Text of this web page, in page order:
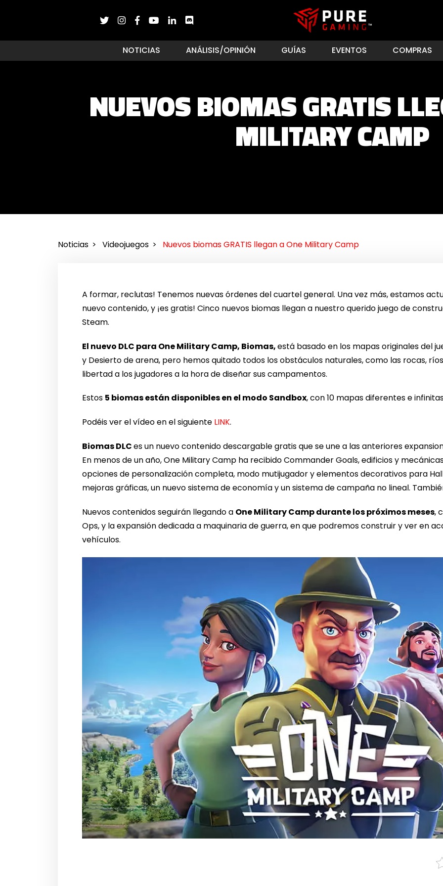
NOTICIAS ANÁLISIS/OPINIÓN GUÍAS EVENTOS COMPRAS
NUEVOS BIOMAS GRATIS
MILITARY CAMP
Noticias Videojuegos Nuevos biomas GRATIS llegan a One Military Camp
A formar, reclutas! Tenemos nuevas órdenes del cuartel general. Una vez más, estamos
nuevo contenido, y ¡es gratis! Cinco nuevos biomas llegan a nuestro querido juego de
Steam.
El nuevo DLC para One Military Camp, Biomas,está basado en los mapas originales del
y Desierto de arena, pero hemos quitado todos los obstáculos naturales, como las rocas,
libertad a los jugadores a la hora de diseñar sus campamentos.
Estos 5 biomas están disponibles en el modo Sandbox, con 10 mapas diferentes e
Podéis ver el vídeo en el siguiente LINK.
Biomas DLCes un nuevo contenido descargable gratis que se une a las anteriores
En menos de un año, One Military Camp ha recibido Commander Goals, edificios y
opciones de personalización completa, modo mutijugador y elementos decorativos para
mejoras gráficas, un nuevo sistema de economía y un sistema de campaña no lineal.
Nuevos contenidos seguirán llegando a One Military Camp durante los próximos meses,
Ops, y la expansión dedicada a maquinaria de guerra, en que podremos construir y ver en
vehículos.